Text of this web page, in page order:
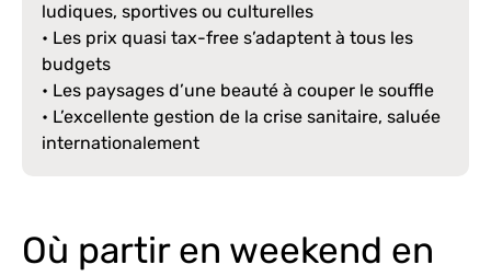
ludiques, sportives ou culturelles
• Les prix quasi tax-free s’adaptent à tous les
budgets
• Les paysages d’une beauté à couper le souffle
• L’excellente gestion de la crise sanitaire, saluée
internationalement
Où partir en weekend en